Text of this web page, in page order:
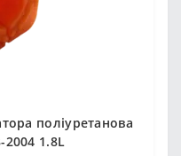
поліуретанова
2004 1.8L